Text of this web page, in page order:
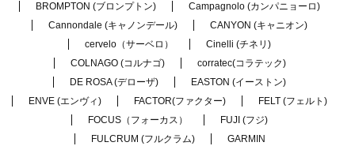
BROMPTON (ブロンプトン)
Campagnolo (カンパニョーロ)
Cannondale (キャノンデール)
CANYON (キャニオン)
cervelo（サーベロ）
Cinelli (チネリ)
COLNAGO (コルナゴ)
corratec(コラテック)
DE ROSA (デローザ)
EASTON (イーストン)
ENVE (エンヴィ)
FACTOR(ファクター)
FELT (フェルト)
FOCUS（フォーカス）
FUJI (フジ)
FULCRUM (フルクラム)
GARMIN